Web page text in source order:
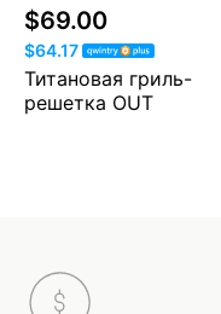
$69.00
$64.17
Титановая гриль-
решетка OUT